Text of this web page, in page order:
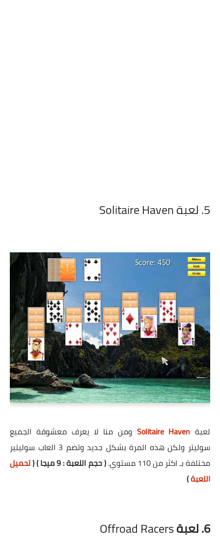
5. لعبة Solitaire Haven
لعبة Solitaire Haven ومن منا لا يعرف معشوقة الجميع
سوليتر ولكن هذه المرة بشكل جديد وتضم 3 العاب سوليتير
مختلفة بـ اكثر من 110 مستوي.
( حجم اللعبة : 9 ميجا ) (
تحميل
اللعبة)
6. لعبة Offroad Racers